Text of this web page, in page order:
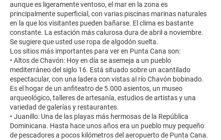
aunque es ligeramente ventoso, el mar en la zona es
principalmente superficial, con varias piscinas marinas naturales
en la que los visitantes pueden bañarse. El clima es bastante
constante. La estación más calurosa dura de abril a noviembre.
Se sugiere que usted use ropa de algodón suelta.
Los sitios más importantes para ver en Punta Cana son:
• Altos de Chavón: Hoy en día se asemeja a un pueblo
mediterráneo del siglo 16. Está situado sobre un acantilado
espectacular, con una ladera con vistas al río Chavón bobinado.
Es el hogar de un anfiteatro de 5.000 asientos, un museo
arqueológico, talleres de artesanía, estudios de artistas y una
variedad de galerías y restaurantes.
• Juanillo: Una de las playas más hermosas de la República
Dominicana. Hasta hace unos años era un pueblo muy pequeño
de pescadores a pocos kilómetros del aeropuerto de Punta Cana.